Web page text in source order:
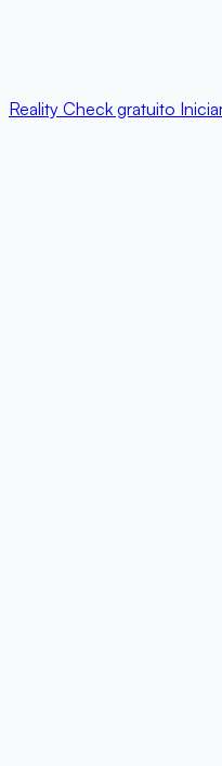
Reality Check gratuito